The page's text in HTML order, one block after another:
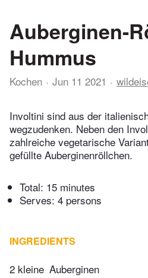
Auberginen-
Hummus
Kochen Jun 11 2021
Involtini sind aus der
wegzudenken. Neben den
zahlreiche vegetarische
gefüllte Auberginenröllchen.
Total: 15 minutes
Serves: 4 persons
INGREDIENTS
2 kleine Auberginen